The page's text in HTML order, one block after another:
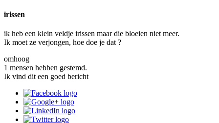
irissen
ik heb een klein veldje irissen maar die bloeien niet meer.
Ik moet ze verjongen, hoe doe je dat ?
omhoog
1 mensen hebben gestemd.
Ik vind dit een goed bericht